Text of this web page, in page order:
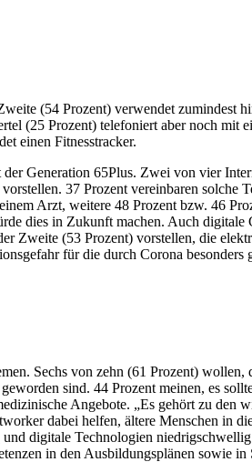
(54 Prozent) verwendet
(25 Prozent) telefoniert aber noch
einen Fitnesstracker.
Generation 65Plus. Zwei von vier
37 Prozent vereinbaren
Arzt, weitere 48 Prozent bzw. 46
dies in Zukunft machen. Auch
Zweite (53 Prozent) vorstellen, die
für die durch Corona
Sechs von zehn (61 Prozent)
sind. 44 Prozent meinen, es
Angebote. „Es gehört zu
dabei helfen, ältere Menschen in
und digitale Technologien
in den Ausbildungsplänen sowie